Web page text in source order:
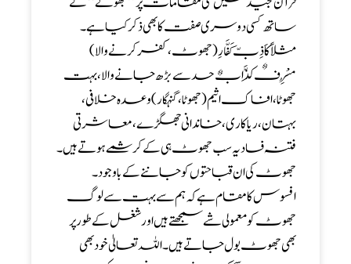
ساتھ کسی دوسری صفت کا بھی ذکر کیا ہے ۔
مثلاً کاَذِبّ کَفَّارِ( جھوٹ ، کفر کرنے والا)
مُسْرِفٌ کَذَّابٌ حد سے بڑھ جانے والا ، بہت
جھوٹا ، افاک اثیم( جھوٹا ، گنہگار)وعدہ خلافی ،
بہتان ،ریاکاری ، خاندانی جھگڑے ، معاشرتی
فتنہ فساد یہ سب جھوٹ ہی کے کرشمے ہوتے ہیں ۔
جھوٹ کی ان قباحتوں کو جاننے کے باوجود ۔
افسوس کا مقام ہے کہ ہم سے بہت سے لوگ
جھوٹ کو معمولی شے سمجھتے ہیں اور شغل کے طور پر
بھی جھوٹ بول جاتے ہیں ۔اللہ تعالیٰ خود بھی